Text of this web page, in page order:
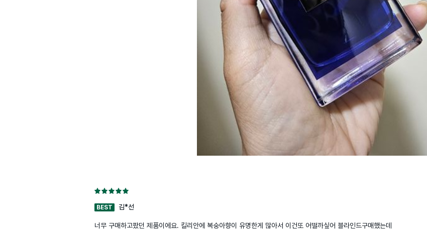
BEST 김*선
너무 구매하고팠던 제품이에요. 킬리안에 복숭아향이 유명한게 많아서 이건또 어떨까싶어 블라인드구매했는데